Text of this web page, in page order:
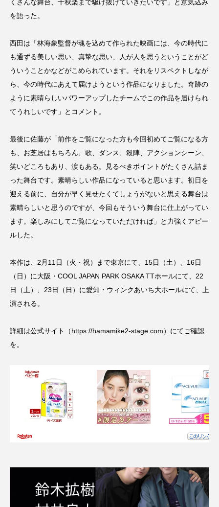
くさんな舞台、千秋楽まで駆け抜けていきたいです」と意気込み
を語った。
西田は「林海象監督が魂を込めて作られた映画には、今の時代に
も通ずる美しい思い、真摯な思い、人が人を思うということがど
ういうことかなどがこめられています。それをリスペクトしなが
ら、今の時代にあえて届けようという作品になりました。奇跡の
ように素晴らしいパワーアップしたチームでこの作品を届けられ
てうれしいです」とコメント。
最後に佐藤が「前作をご覧になった方も今回初めてご覧になる方
も、お芝居はもちろん、歌、ダンス、殺陣、アクションシーン、
笑いどころもあり、涙もある。見るべきポイントがたくさん詰ま
った舞台です。素晴らしい作品になっていると思います。初日を
迎える前に、自分が早く見せたくてしょうがないと思える舞台は
素晴らしいと思うのですが、今回もそういう舞台に仕上がってい
ます。楽しみにしてご覧になっていただければ」と力強くアピー
ルした。
本作は、2月11日（火・祝）まで東京にて、15日（土）、16日
（日）に大阪・COOL JAPAN PARK OSAKA TTホールにて、22
日（土）、23日（日）に愛知・ウィンクあいち大ホールにて、上
演される。
詳細は公式サイト（https://hamamike2-stage.com）にてご確認
を。